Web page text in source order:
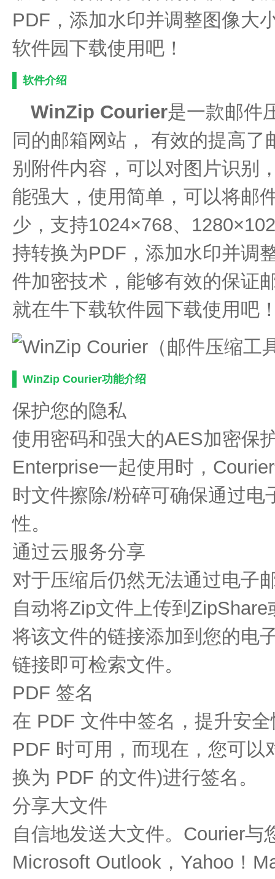
PDF，添加水印并调整图像大
软件园下载使用吧！
软件介绍
WinZip Courier是一款邮件
同的邮箱网站， 有效的提高
别附件内容，可以对图片识别
能强大，使用简单，可以将邮
少，支持1024×768、
持转换为PDF，添加水印并调
件加密技术，能够有效的保证
就在牛下载软件园下载使用吧
WinZip Courier功能介绍
保护您的隐私
使用密码和强大的AES加密保
Enterprise一起使用时，
时文件擦除/粉碎可确保通过电
性。
通过云服务分享
对于压缩后仍然无法通过电子
自动将Zip文件上传到
将该文件的链接添加到您的电
链接即可检索文件。
PDF 签名
在 PDF 文件中签名，提升安
PDF 时可用，而现在，您可
换为 PDF 的文件)进行签名。
分享大文件
自信地发送大文件。Courier与
Microsoft Outlook，Yahoo！